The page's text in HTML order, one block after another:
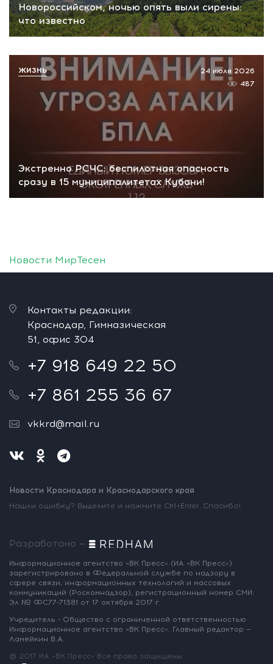
Новороссийском, ночью опять выли сирены:
что известно
Экстренно РСЧС: беспилотная опасность
сразу в 15 муниципалитетах Кубани!
24 июля 2026
487
ЖИЗНЬ
Новости МирТесен
Контакты редакции:
Краснодар, Гимназическая
51, офис 304
+7 918 649 22 50
+7 861 255 36 67
vkkrd@mail.ru
Новости Краснодара и Краснодарского края
Нашли ошибку? Выделите и нажмите Ctrl+Enter. Спасибо!
Разработано —
Информационное агентство «ВК Пресс» (ИА «ВК Пресс»)
зарегистрировано в Федеральной службе по надзору в
сфере связи, информационных технологий и массовых
коммуникаций (Роскомнадзор), регистрационный номер СМИ:
Эл № ФС77-71381 от 17 октября 2017 г.
Учредитель - Общество с ограниченной ответственностью
Информационное агентство «ВК Пресс». Главный редактор —
Ламейкин В.А.
@ 2017 ИА «ВК Пресс» Все права защищены